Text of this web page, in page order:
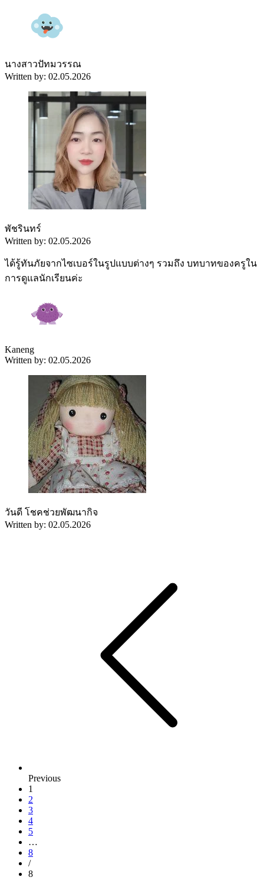
นางสาวปัทมวรรณ
Written by: 02.05.2026
พัชรินทร์
Written by: 02.05.2026
ได้รู้ทันภัยจากไซเบอร์ในรูปแบบต่างๆ รวมถึง บทบาทของครูใน
การดูแลนักเรียนค่ะ
Kaneng
Written by: 02.05.2026
วันดี โชคช่วยพัฒนากิจ
Written by: 02.05.2026
Previous
1
2
3
4
5
…
8
/
8